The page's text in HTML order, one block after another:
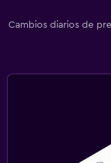
Cambios diarios de